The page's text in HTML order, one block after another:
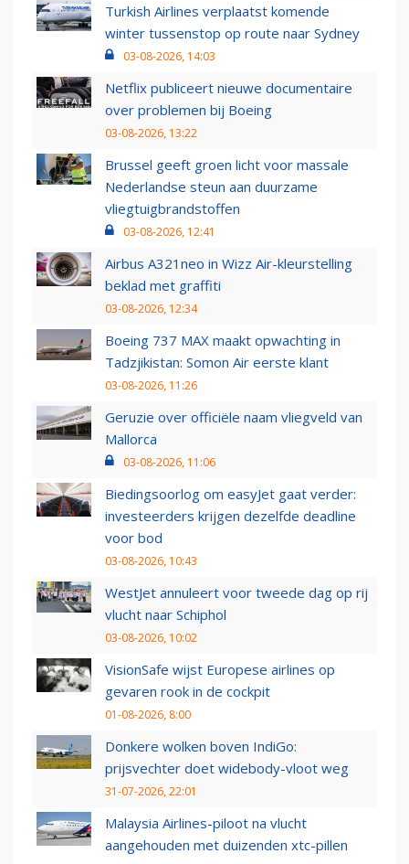
Turkish Airlines verplaatst komende
winter tussenstop op route naar Sydney
03-08-2026, 14:03
Netflix publiceert nieuwe documentaire
over problemen bij Boeing
03-08-2026, 13:22
Brussel geeft groen licht voor massale
Nederlandse steun aan duurzame
vliegtuigbrandstoffen
03-08-2026, 12:41
Airbus A321neo in Wizz Air-kleurstelling
beklad met graffiti
03-08-2026, 12:34
Boeing 737 MAX maakt opwachting in
Tadzjikistan: Somon Air eerste klant
03-08-2026, 11:26
Geruzie over officiële naam vliegveld van
Mallorca
03-08-2026, 11:06
Biedingsoorlog om easyJet gaat verder:
investeerders krijgen dezelfde deadline
voor bod
03-08-2026, 10:43
WestJet annuleert voor tweede dag op rij
vlucht naar Schiphol
03-08-2026, 10:02
VisionSafe wijst Europese airlines op
gevaren rook in de cockpit
01-08-2026, 8:00
Donkere wolken boven IndiGo:
prijsvechter doet widebody-vloot weg
31-07-2026, 22:01
Malaysia Airlines-piloot na vlucht
aangehouden met duizenden xtc-pillen